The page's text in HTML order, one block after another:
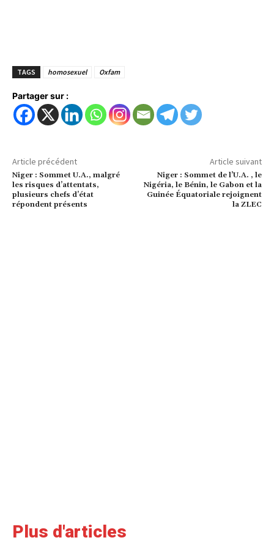
TAGS homosexuel Oxfam
Partager sur :
Article précédent
Niger : Sommet U.A., malgré
les risques d’attentats,
plusieurs chefs d’état
répondent présents
Article suivant
Niger : Sommet de l’U.A. , le
Nigéria, le Bénin, le Gabon et la
Guinée Équatoriale rejoignent
la ZLEC
Plus d'articles